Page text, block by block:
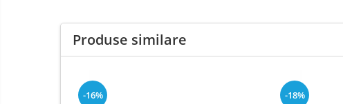
Produse similare
-16% -18%